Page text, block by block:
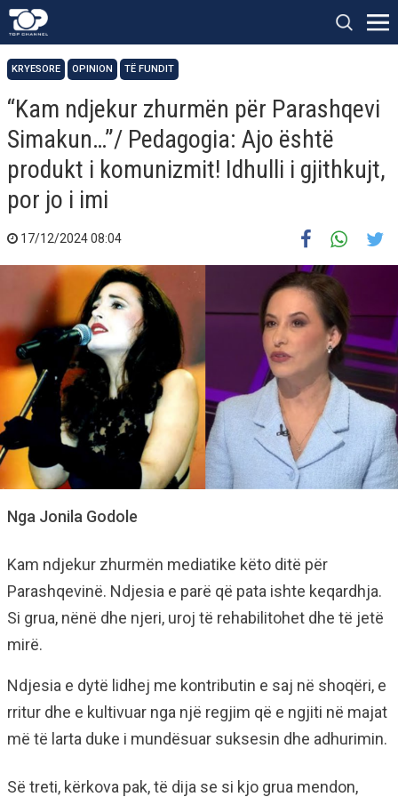
KRYESORE OPINION TË FUNDIT
“Kam ndjekur zhurmën për Parashqevi
Simakun…”/ Pedagogia: Ajo është
produkt i komunizmit! Idhulli i gjithkujt,
por jo i imi
17/12/2024 08:04
Nga Jonila Godole
Kam ndjekur zhurmën mediatike këto ditë për
Parashqevinë. Ndjesia e parë që pata ishte keqardhja.
Si grua, nënë dhe njeri, uroj të rehabilitohet dhe të jetë
mirë.
Ndjesia e dytë lidhej me kontributin e saj në shoqëri, e
rritur dhe e kultivuar nga një regjim që e ngjiti në majat
më të larta duke i mundësuar suksesin dhe adhurimin.
Së treti, kërkova pak, të dija se si kjo grua mendon,